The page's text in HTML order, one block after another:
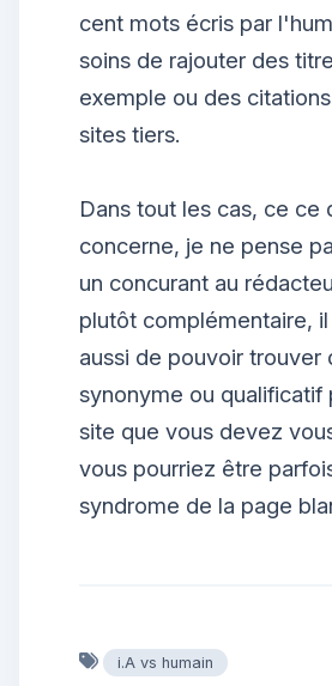
cent mots écris par
soins de rajouter des
exemple ou des
sites tiers.
Dans tout les cas, ce ce
concerne, je ne pense
un concurant au
plutôt complémentaire,
aussi de pouvoir trouver
synonyme ou qualificatif
site que vous devez
vous pourriez être
syndrome de la page
i.A vs humain